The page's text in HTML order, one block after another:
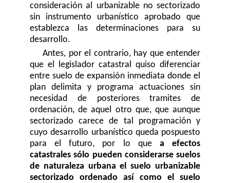
consideración al urbanizable no sectorizado
sin instrumento urbanístico aprobado que
establezca las determinaciones para su
desarrollo.
Antes, por el contrario, hay que entender
que el legislador catastral quiso diferenciar
entre suelo de expansión inmediata donde el
plan delimita y programa actuaciones sin
necesidad de posteriores tramites de
ordenación, de aquel otro que, que aunque
sectorizado carece de tal programación y
cuyo desarrollo urbanístico queda pospuesto
para el futuro, por lo que a efectos
catastrales sólo pueden considerarse suelos
de naturaleza urbana el suelo urbanizable
sectorizado ordenado así como el suelo